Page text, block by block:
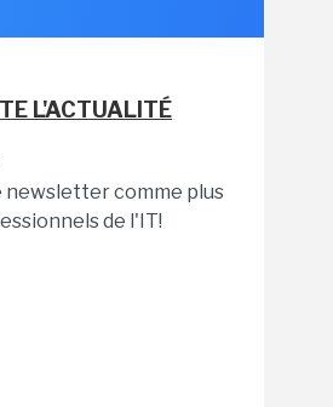
L'ACTUALITÉ
newsletter comme plus
de l'IT!